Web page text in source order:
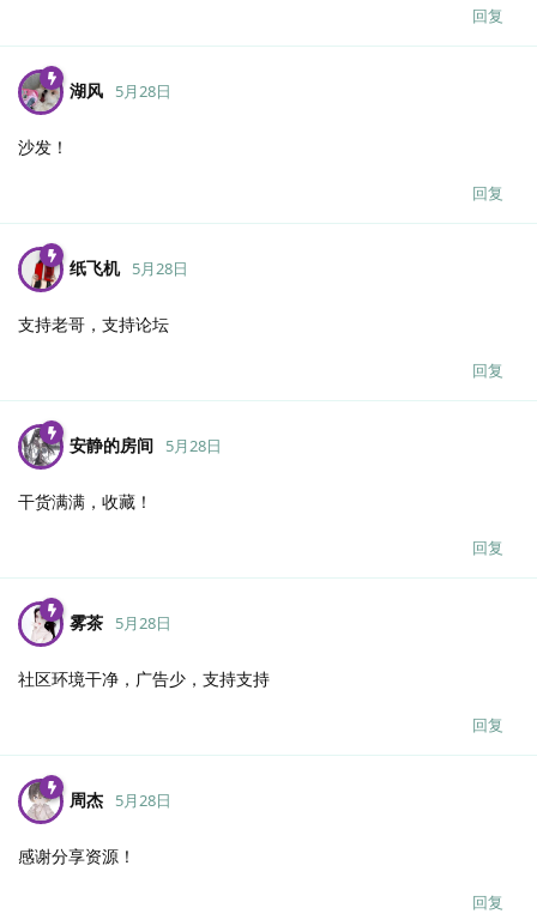
回复
湖风 5月28日
沙发！
回复
纸飞机 5月28日
支持老哥，支持论坛
回复
安静的房间 5月28日
干货满满，收藏！
回复
雾茶 5月28日
社区环境干净，广告少，支持支持
回复
周杰 5月28日
感谢分享资源！
回复